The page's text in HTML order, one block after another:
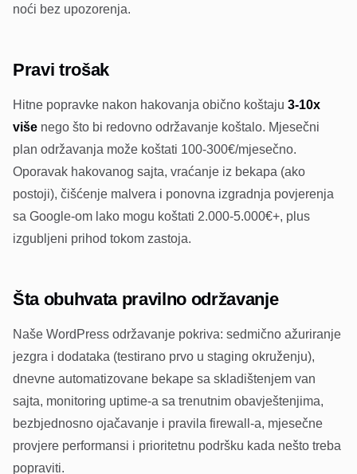
noći bez upozorenja.
Pravi trošak
Hitne popravke nakon hakovanja obično koštaju 3-10x
više nego što bi redovno održavanje koštalo. Mjesečni
plan održavanja može koštati 100-300€/mjesečno.
Oporavak hakovanog sajta, vraćanje iz bekapa (ako
postoji), čišćenje malvera i ponovna izgradnja povjerenja
sa Google-om lako mogu koštati 2.000-5.000€+, plus
izgubljeni prihod tokom zastoja.
Šta obuhvata pravilno održavanje
Naše WordPress održavanje pokriva: sedmično ažuriranje
jezgra i dodataka (testirano prvo u staging okruženju),
dnevne automatizovane bekape sa skladištenjem van
sajta, monitoring uptime-a sa trenutnim obavještenjima,
bezbjednosno ojačavanje i pravila firewall-a, mjesečne
provjere performansi i prioritetnu podršku kada nešto treba
popraviti.